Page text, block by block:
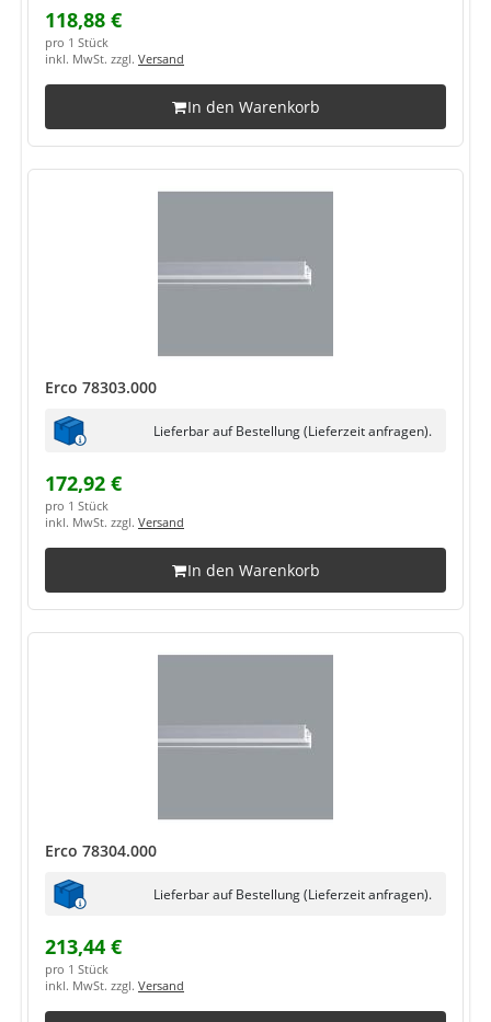
118,88 €
pro 1 Stück
inkl. MwSt. zzgl. Versand
In den Warenkorb
Erco 78303.000
Lieferbar auf Bestellung (Lieferzeit anfragen).
172,92 €
pro 1 Stück
inkl. MwSt. zzgl. Versand
In den Warenkorb
Erco 78304.000
Lieferbar auf Bestellung (Lieferzeit anfragen).
213,44 €
pro 1 Stück
inkl. MwSt. zzgl. Versand